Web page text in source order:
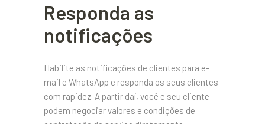
Responda as
notificações
Habilite as notificações de clientes para e-
mail e WhatsApp e responda os seus clientes
com rapidez. A partir daí, você e seu cliente
podem negociar valores e condições de